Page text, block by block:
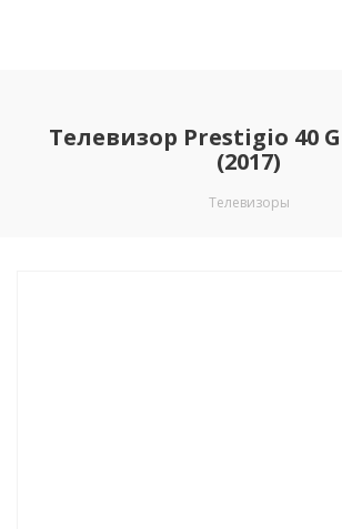
Телевизор Prestigio 40
(2017)
Телевизоры